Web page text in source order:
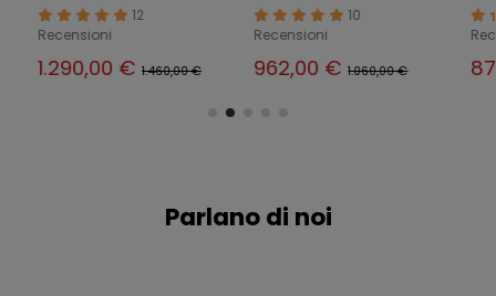
12
Recensioni
1.290,00 €1.460,00 €
10
Recensioni
962,00 €1.060,00 €
Parlano di noi